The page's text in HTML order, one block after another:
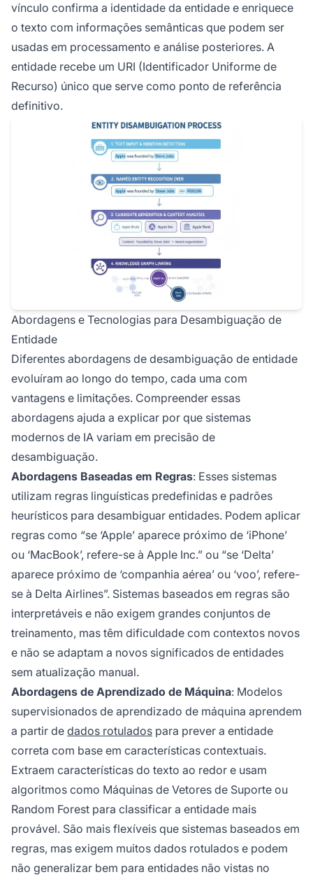
vínculo confirma a identidade da entidade e enriquece
o texto com informações semânticas que podem ser
usadas em processamento e análise posteriores. A
entidade recebe um URI (Identificador Uniforme de
Recurso) único que serve como ponto de referência
definitivo.
Abordagens e Tecnologias para Desambiguação de
Entidade
Diferentes abordagens de desambiguação de entidade
evoluíram ao longo do tempo, cada uma com
vantagens e limitações. Compreender essas
abordagens ajuda a explicar por que sistemas
modernos de IA variam em precisão de
desambiguação.
Abordagens Baseadas em Regras: Esses sistemas
utilizam regras linguísticas predefinidas e padrões
heurísticos para desambiguar entidades. Podem aplicar
regras como “se ‘Apple’ aparece próximo de ‘iPhone’
ou ‘MacBook’, refere-se à Apple Inc.” ou “se ‘Delta’
aparece próximo de ‘companhia aérea’ ou ‘voo’, refere-
se à Delta Airlines”. Sistemas baseados em regras são
interpretáveis e não exigem grandes conjuntos de
treinamento, mas têm dificuldade com contextos novos
e não se adaptam a novos significados de entidades
sem atualização manual.
Abordagens de Aprendizado de Máquina: Modelos
supervisionados de aprendizado de máquina aprendem
a partir de dados rotulados para prever a entidade
correta com base em características contextuais.
Extraem características do texto ao redor e usam
algoritmos como Máquinas de Vetores de Suporte ou
Random Forest para classificar a entidade mais
provável. São mais flexíveis que sistemas baseados em
regras, mas exigem muitos dados rotulados e podem
não generalizar bem para entidades não vistas no